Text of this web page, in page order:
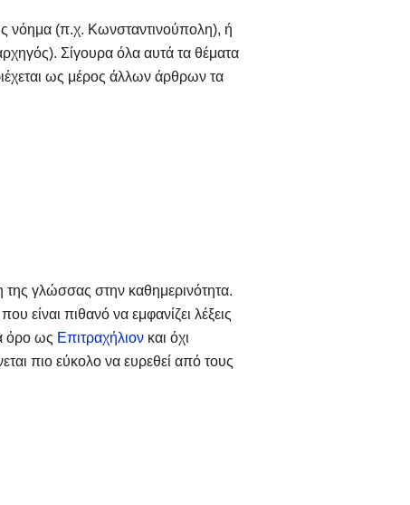
νόημα (π.χ. Κωνσταντινούπολη), ή
Σίγουρα όλα αυτά τα θέματα
ως μέρος άλλων άρθρων τα
γλώσσας στην καθημερινότητα.
είναι πιθανό να εμφανίζει λέξεις
όρο ως Επιτραχήλιον και όχι
πιο εύκολο να ευρεθεί από τους